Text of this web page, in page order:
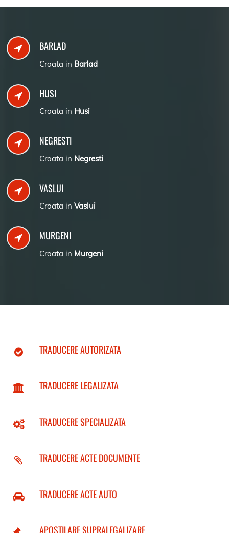
BARLAD
Croata in Barlad
HUSI
Croata in Husi
NEGRESTI
Croata in Negresti
VASLUI
Croata in Vaslui
MURGENI
Croata in Murgeni
TRADUCERE AUTORIZATA
TRADUCERE LEGALIZATA
TRADUCERE SPECIALIZATA
TRADUCERE ACTE DOCUMENTE
TRADUCERE ACTE AUTO
APOSTILARE SUPRALEGALIZARE